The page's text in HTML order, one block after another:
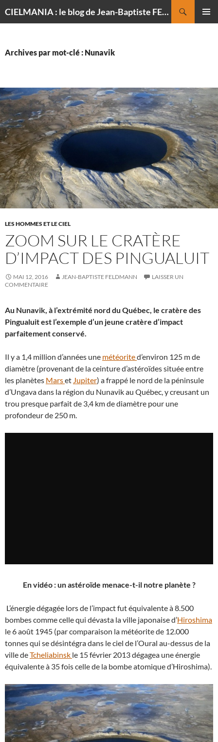
CIELMANIA : le blog de Jean-Baptiste FELDMANN, photographe du ciel
Archives par mot-clé : Nunavik
LES HOMMES ET LE CIEL
ZOOM SUR LE CRATÈRE
D’IMPACT DES PINGUALUIT
MAI 12, 2016 JEAN-BAPTISTE FELDMANN
LAISSER UN
COMMENTAIRE
Au Nunavik, à l’extrémité nord du Québec, le cratère des
Pingualuit est l’exemple d’un jeune cratère d’impact
parfaitement conservé.
Il y a 1,4 million d’années une météorited’environ 125 m de
diamètre (provenant de la ceinture d’astéroïdes située entre
les planètes Marset Jupiter) a frappé le nord de la péninsule
d’Ungava dans la région du Nunavik au Québec, y creusant un
trou presque parfait de 3,4 km de diamètre pour une
profondeur de 250 m.
En vidéo : un astéroïde menace-t-il notre planète ?
L’énergie dégagée lors de l’impact fut équivalente à 8.500
bombes comme celle qui dévasta la ville japonaise d’Hiroshima
le 6 août 1945 (par comparaison la météorite de 12.000
tonnes qui se désintégra dans le ciel de l’Oural au-dessus de la
ville deTcheliabinsk le 15 février 2013 dégagea une énergie
équivalente à 35 fois celle de la bombe atomique d’Hiroshima).